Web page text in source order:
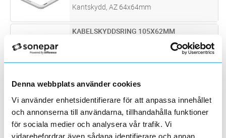
Denna webbplats använder cookies
Vi använder enhetsidentifierare för att anpassa innehållet
och annonserna till användarna, tillhandahålla funktioner
för sociala medier och analysera vår trafik. Vi
vidarebefordrar även sådana identifierare och annan
Kantskydd, AZ 64x64mm
ST Lägg i kundvagn
KABELSKYDDSRING 105X62MM
OBO BETTERMANN
Kantskydd, AZ 101x58mm
ST Lägg i kundvagn
KLAMMER LF-KANALER B=150MM HF
ArtNr 1155240
Varumärke
HAGER
Klammer/Kabelhållare till LF/LFH-kanaler
bredd 150mm